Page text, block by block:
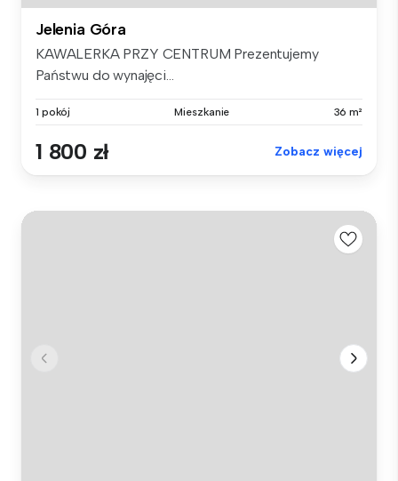
Jelenia Góra
KAWALERKA PRZY CENTRUM Prezentujemy
Państwu do wynajęci...
1 pokój Mieszkanie 36 m²
1 800 zł Zobacz więcej